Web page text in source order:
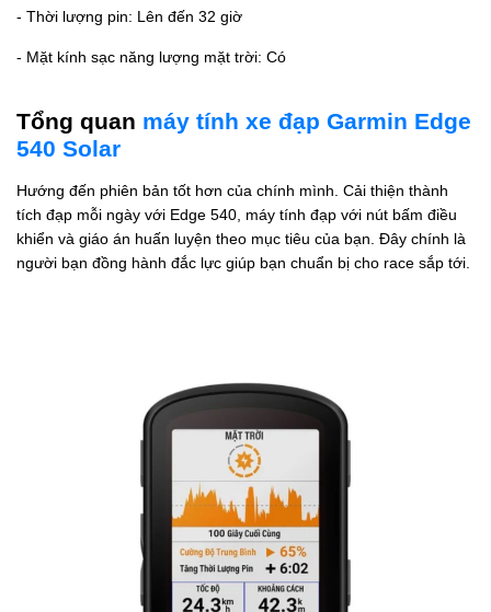
- Thời lượng pin: Lên đến 32 giờ
- Mặt kính sạc năng lượng mặt trời: Có
Tổng quan máy tính xe đạp Garmin Edge
540 Solar
Hướng đến phiên bản tốt hơn của chính mình. Cải thiện thành
tích đạp mỗi ngày với Edge 540, máy tính đạp với nút bấm điều
khiển và giáo án huấn luyện theo mục tiêu của bạn. Đây chính là
người bạn đồng hành đắc lực giúp bạn chuẩn bị cho race sắp tới.